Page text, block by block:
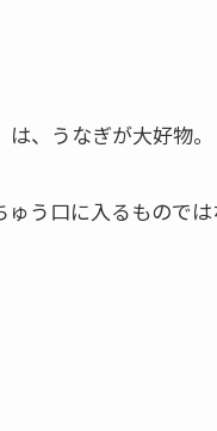
、うなぎが大好物。
う口に入るもので